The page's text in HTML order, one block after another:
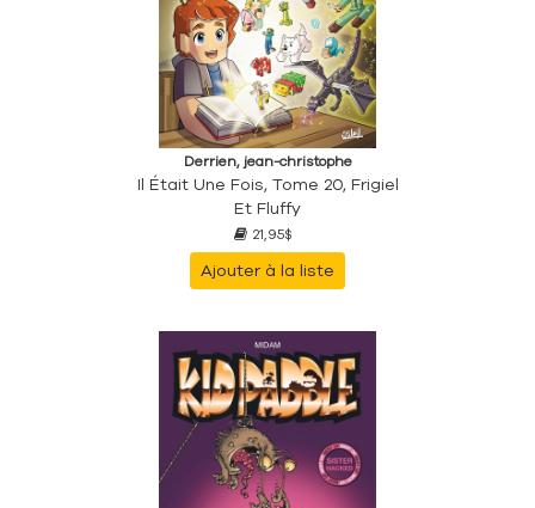
Derrien, jean-christophe
Il Était Une Fois, Tome 20, Frigiel
Et Fluffy
21,95$
Ajouter à la liste